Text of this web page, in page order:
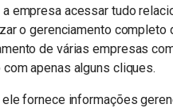
empresa acessar tudo
o gerenciamento
de várias empresas
com apenas alguns cliques.
fornece informações